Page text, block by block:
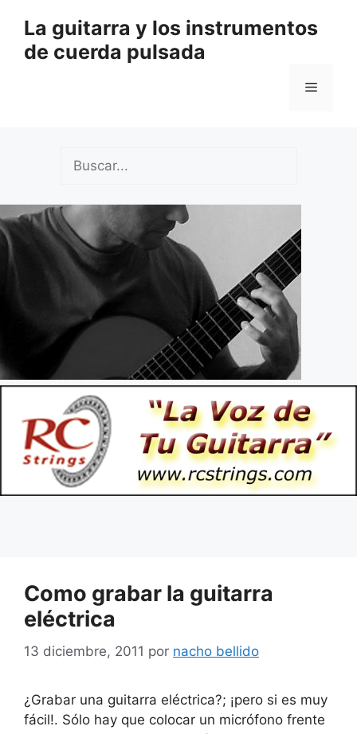
contenido
La guitarra y los instrumentos
de cuerda pulsada
Menú
Como grabar la guitarra
eléctrica
13 diciembre, 2011 por nacho bellido
¿Grabar una guitarra eléctrica?; ¡pero si es muy
fácil!. Sólo hay que colocar un micrófono frente